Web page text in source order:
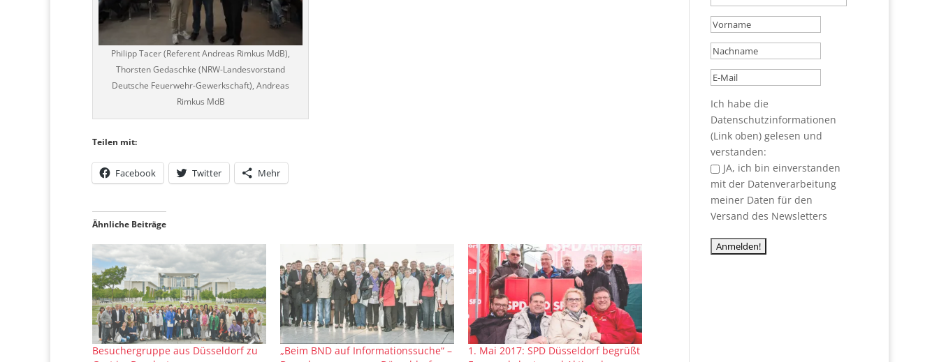
Philipp Tacer (Referent Andreas Rimkus MdB),
Thorsten Gedaschke (NRW-Landesvorstand
Deutsche Feuerwehr-Gewerkschaft), Andreas
Rimkus MdB
Teilen mit:
Facebook Twitter Mehr
Ähnliche Beiträge
Besuchergruppe aus Düsseldorf zu
„Beim BND auf Informationssuche“ –
1. Mai 2017: SPD Düsseldorf begrüßt
Ich habe die
Datenschutzinformationen
(Link oben) gelesen und
verstanden:
JA, ich bin einverstanden
mit der Datenverarbeitung
meiner Daten für den
Versand des Newsletters